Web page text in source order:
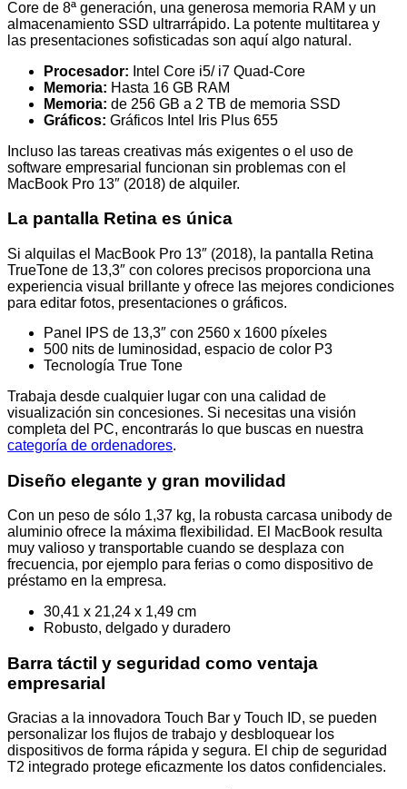
Core de 8ª generación, una generosa memoria RAM y un
almacenamiento SSD ultrarrápido. La potente multitarea y
las presentaciones sofisticadas son aquí algo natural.
Procesador: Intel Core i5/ i7 Quad-Core
Memoria: Hasta 16 GB RAM
Memoria: de 256 GB a 2 TB de memoria SSD
Gráficos: Gráficos Intel Iris Plus 655
Incluso las tareas creativas más exigentes o el uso de
software empresarial funcionan sin problemas con el
MacBook Pro 13″ (2018) de alquiler.
La pantalla Retina es única
Si alquilas el MacBook Pro 13″ (2018), la pantalla Retina
TrueTone de 13,3″ con colores precisos proporciona una
experiencia visual brillante y ofrece las mejores condiciones
para editar fotos, presentaciones o gráficos.
Panel IPS de 13,3″ con 2560 x 1600 píxeles
500 nits de luminosidad, espacio de color P3
Tecnología True Tone
Trabaja desde cualquier lugar con una calidad de
visualización sin concesiones. Si necesitas una visión
completa del PC, encontrarás lo que buscas en nuestra
categoría de ordenadores.
Diseño elegante y gran movilidad
Con un peso de sólo 1,37 kg, la robusta carcasa unibody de
aluminio ofrece la máxima flexibilidad. El MacBook resulta
muy valioso y transportable cuando se desplaza con
frecuencia, por ejemplo para ferias o como dispositivo de
préstamo en la empresa.
30,41 x 21,24 x 1,49 cm
Robusto, delgado y duradero
Barra táctil y seguridad como ventaja
empresarial
Gracias a la innovadora Touch Bar y Touch ID, se pueden
personalizar los flujos de trabajo y desbloquear los
dispositivos de forma rápida y segura. El chip de seguridad
T2 integrado protege eficazmente los datos confidenciales.